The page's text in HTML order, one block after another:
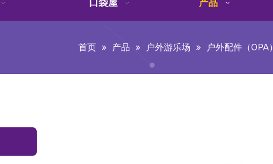
首页 » 产品 » 户外游乐场 » 户外配件（OPA）